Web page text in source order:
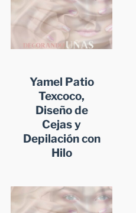
Yamel Patio
Texcoco,
Diseño de
Cejas y
Depilación con
Hilo